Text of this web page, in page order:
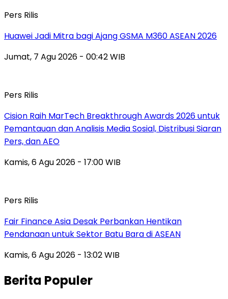
Pers Rilis
Huawei Jadi Mitra bagi Ajang GSMA M360 ASEAN 2026
Jumat, 7 Agu 2026 - 00:42 WIB
Pers Rilis
Cision Raih MarTech Breakthrough Awards 2026 untuk
Pemantauan dan Analisis Media Sosial, Distribusi Siaran
Pers, dan AEO
Kamis, 6 Agu 2026 - 17:00 WIB
Pers Rilis
Fair Finance Asia Desak Perbankan Hentikan
Pendanaan untuk Sektor Batu Bara di ASEAN
Kamis, 6 Agu 2026 - 13:02 WIB
Berita Populer